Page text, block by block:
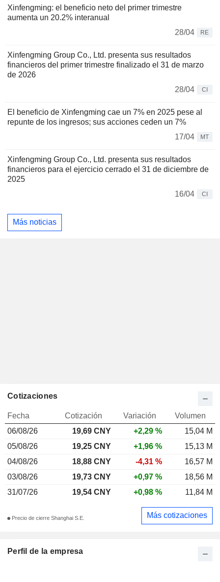
Xinfengming: el beneficio neto del primer trimestre
aumenta un 20.2% interanual
28/04
RE
Xinfengming Group Co., Ltd. presenta sus resultados
financieros del primer trimestre finalizado el 31 de marzo
de 2026
28/04
CI
El beneficio de Xinfengming cae un 7% en 2025 pese al
repunte de los ingresos; sus acciones ceden un 7%
17/04
MT
Xinfengming Group Co., Ltd. presenta sus resultados
financieros para el ejercicio cerrado el 31 de diciembre de
2025
16/04
CI
Más noticias
Perfil de la empresa
Cotizaciones
Fecha Cotización Variación
Volumen
06/08/26
19,69 CNY +2,29 %
15,04 M
05/08/26
19,25 CNY +1,96 %
15,13 M
04/08/26
18,88 CNY -4,31 %
16,57 M
03/08/26
19,73 CNY +0,97 %
18,56 M
31/07/26
19,54 CNY +0,98 % 11,84 M
Precio de cierre Shanghai S.E. Más cotizaciones